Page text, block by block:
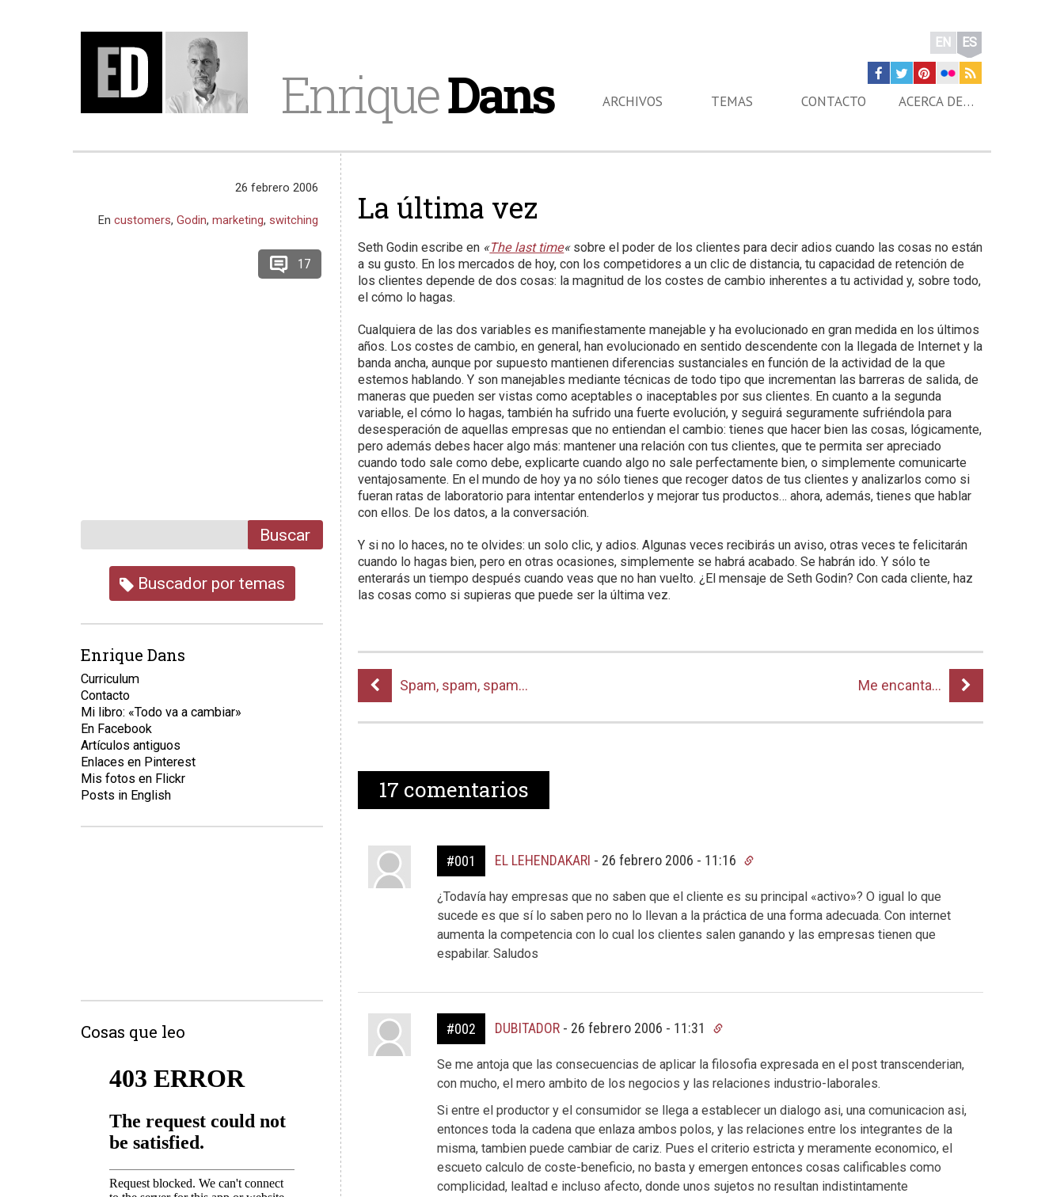
EnriqueDans
EN ES
ARCHIVOS TEMAS CONTACTO ACERCA DE…
La última vez
Seth Godin escribe en «The last time«sobre el poder de los clientes para decir adios cuando las cosas no están
a su gusto. En los mercados de hoy, con los competidores a un clic de distancia, tu capacidad de retención de
los clientes depende de dos cosas: la magnitud de los costes de cambio inherentes a tu actividad y, sobre todo,
el cómo lo hagas.
Cualquiera de las dos variables es manifiestamente manejable y ha evolucionado en gran medida en los últimos
años. Los costes de cambio, en general, han evolucionado en sentido descendente con la llegada de Internet y la
banda ancha, aunque por supuesto mantienen diferencias sustanciales en función de la actividad de la que
estemos hablando. Y son manejables mediante técnicas de todo tipo que incrementan las barreras de salida, de
maneras que pueden ser vistas como aceptables o inaceptables por sus clientes. En cuanto a la segunda
variable, el cómo lo hagas, también ha sufrido una fuerte evolución, y seguirá seguramente sufriéndola para
desesperación de aquellas empresas que no entiendan el cambio: tienes que hacer bien las cosas, lógicamente,
pero además debes hacer algo más: mantener una relación con tus clientes, que te permita ser apreciado
cuando todo sale como debe, explicarte cuando algo no sale perfectamente bien, o simplemente comunicarte
ventajosamente. En el mundo de hoy ya no sólo tienes que recoger datos de tus clientes y analizarlos como si
fueran ratas de laboratorio para intentar entenderlos y mejorar tus productos… ahora, además, tienes que hablar
con ellos. De los datos, a la conversación.
Y si no lo haces, no te olvides: un solo clic, y adios. Algunas veces recibirás un aviso, otras veces te felicitarán
cuando lo hagas bien, pero en otras ocasiones, simplemente se habrá acabado. Se habrán ido. Y sólo te
enterarás un tiempo después cuando veas que no han vuelto. ¿El mensaje de Seth Godin? Con cada cliente, haz
las cosas como si supieras que puede ser la última vez.
Spam, spam, spam… Me encanta…
17 comentarios
#001 EL LEHENDAKARI - 26 febrero 2006 - 11:16
¿Todavía hay empresas que no saben que el cliente es su principal «activo»? O igual lo que
sucede es que sí lo saben pero no lo llevan a la práctica de una forma adecuada. Con internet
aumenta la competencia con lo cual los clientes salen ganando y las empresas tienen que
espabilar. Saludos
#002 DUBITADOR- 26 febrero 2006 - 11:31
Se me antoja que las consecuencias de aplicar la filosofia expresada en el post transcenderian,
con mucho, el mero ambito de los negocios y las relaciones industrio-laborales.
Si entre el productor y el consumidor se llega a establecer un dialogo asi, una comunicacion asi,
entonces toda la cadena que enlaza ambos polos, y las relaciones entre los integrantes de la
misma, tambien puede cambiar de cariz. Pues el criterio estricta y meramente economico, el
escueto calculo de coste-beneficio, no basta y emergen entonces cosas calificables como
complicidad, lealtad e incluso afecto, donde unos sujetos no resultan indistintamente
26 febrero 2006
Encustomers,Godin,marketing, switching
17
Buscar
Buscador por temas
Enrique Dans
Curriculum
Contacto
Mi libro: «Todo va a cambiar»
En Facebook
Artículos antiguos
Enlaces en Pinterest
Mis fotos en Flickr
Posts in English
Cosas que leo